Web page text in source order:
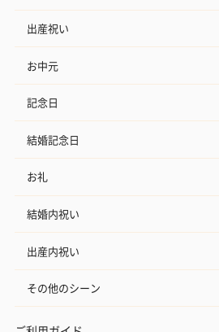
出産祝い
お中元
記念日
結婚記念日
お礼
結婚内祝い
出産内祝い
その他のシーン